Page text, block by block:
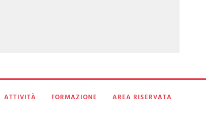
ATTIVITÀ FORMAZIONE AREA RISERVATA